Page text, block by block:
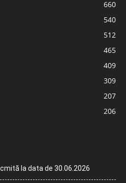
660
540
512
465
409
309
207
206
la data de 30.06.2026